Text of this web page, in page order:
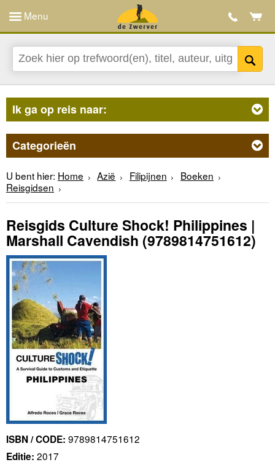
Menu
Ik ga op reis naar:
Categorieën
U bent hier: Home Azië Filipijnen
Boeken
Reisgidsen
Reisgids Culture Shock! Philippines |
Marshall Cavendish (9789814751612)
ISBN / CODE: 9789814751612
Editie: 2017